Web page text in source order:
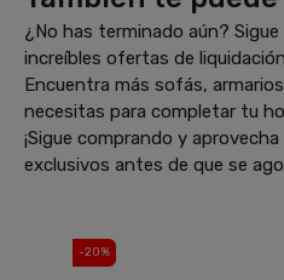
¿No has terminado aún?
increíbles ofertas de
Encuentra más sofás,
necesitas para completar tu
¡Sigue comprando y
exclusivos antes de que se
-20%